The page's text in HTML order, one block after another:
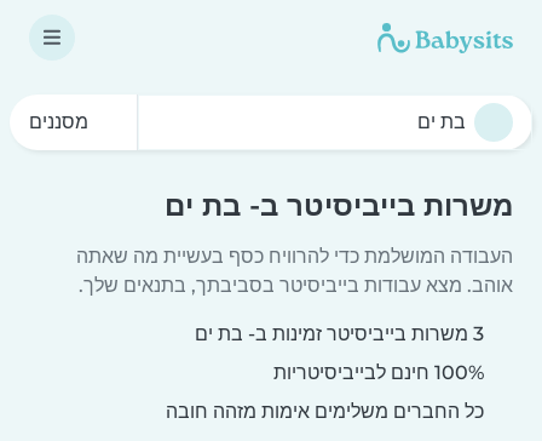
מסננים
משרות בייביסיטר ב- בת ים
העבודה המושלמת כדי להרוויח כסף בעשיית מה שאתה
אוהב. מצא עבודות בייביסיטר בסביבתך, בתנאים שלך.
3 משרות בייביסיטר זמינות ב- בת ים
כל החברים משלימים אימות מזהה חובה